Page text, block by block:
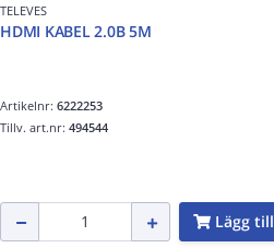
TELEVES
HDMI KABEL 2.0B 5M
Artikelnr: 6222253
Tillv. art.nr: 494544
Lägg till